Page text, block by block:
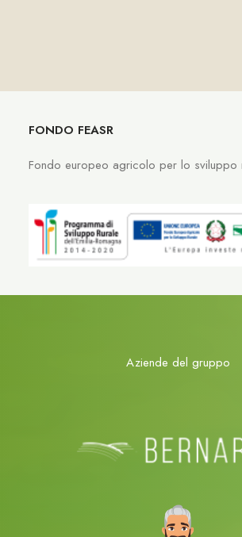
FONDO FEASR
Fondo europeo agricolo per lo sviluppo
Aziende del gruppo